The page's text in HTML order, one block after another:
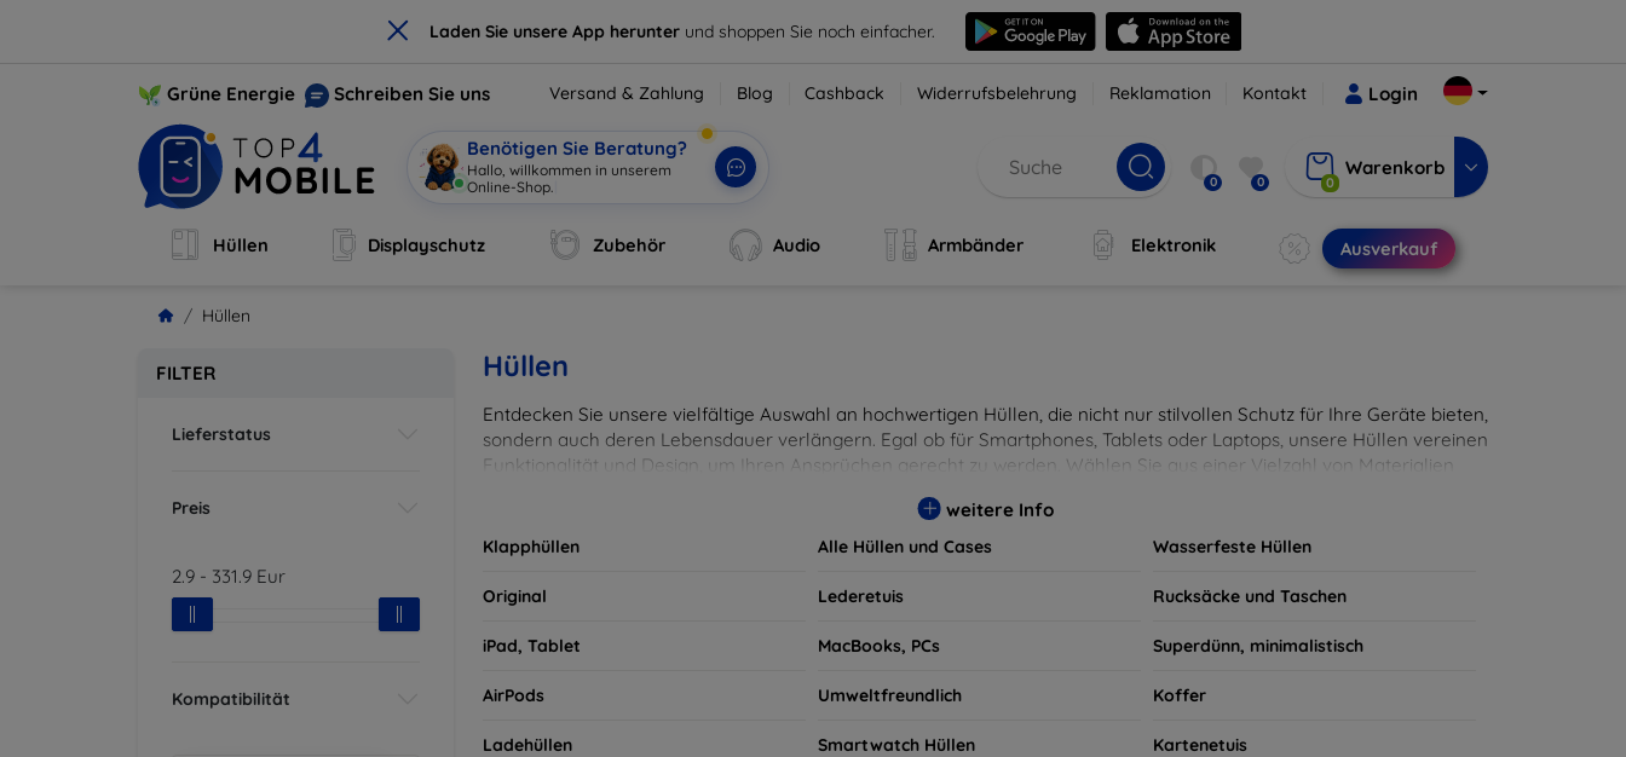
× Laden Sie unsere App herunter und shoppen Sie noch einfacher.
Grüne Energie Schreiben Sie uns Versand & Zahlung Blog Cashback Widerrufsbelehrung Reklamation Kontakt Login
Benötigen Sie Beratung?
Ich| 0 0 0
Warenkorb
Hüllen Displayschutz Zubehör Audio Armbänder Elektronik Ausverkauf
Hüllen
FILTER
Lieferstatus
Preis
2.9 - 331.9 Eur
Kompatibilität
Hüllen
Entdecken Sie unsere vielfältige Auswahl an hochwertigen Hüllen, die nicht nur stilvollen Schutz für Ihre Geräte bieten,
sondern auch deren Lebensdauer verlängern. Egal ob für Smartphones, Tablets oder Laptops, unsere Hüllen vereinen
Funktionalität und Design, um Ihren Ansprüchen gerecht zu werden. Wählen Sie aus einer Vielzahl von Materialien
weitere Info
Klapphüllen Alle Hüllen und Cases Wasserfeste Hüllen
Original Lederetuis Rucksäcke und Taschen
iPad, Tablet MacBooks, PCs Superdünn, minimalistisch
AirPods Umweltfreundlich Koffer
Ladehüllen Smartwatch Hüllen Kartenetuis